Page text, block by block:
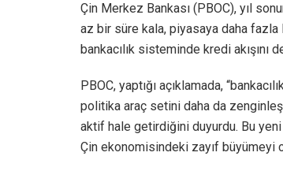
Çin Merkez Bankası (PBOC), yıl
az bir süre kala, piyasaya daha fazla
bankacılık sisteminde kredi
PBOC, yaptığı açıklamada,
politika araç setini daha da
aktif hale getirdiğini duyurdu. Bu yeni
Çin ekonomisindeki zayıf büyümeyi